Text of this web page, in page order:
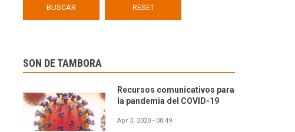
SON DE TAMBORA
Recursos comunicativos para
la pandemia del COVID-19
Apr 3, 2020 - 08:49